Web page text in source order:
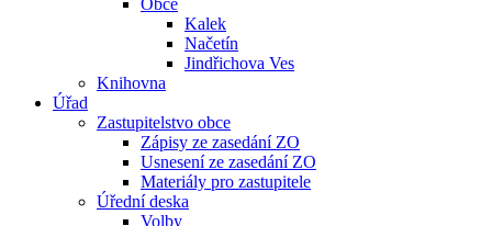
Obce
Kalek
Načetín
Jindřichova Ves
Knihovna
Úřad
Zastupitelstvo obce
Zápisy ze zasedání ZO
Usnesení ze zasedání ZO
Materiály pro zastupitele
Úřední deska
Volby